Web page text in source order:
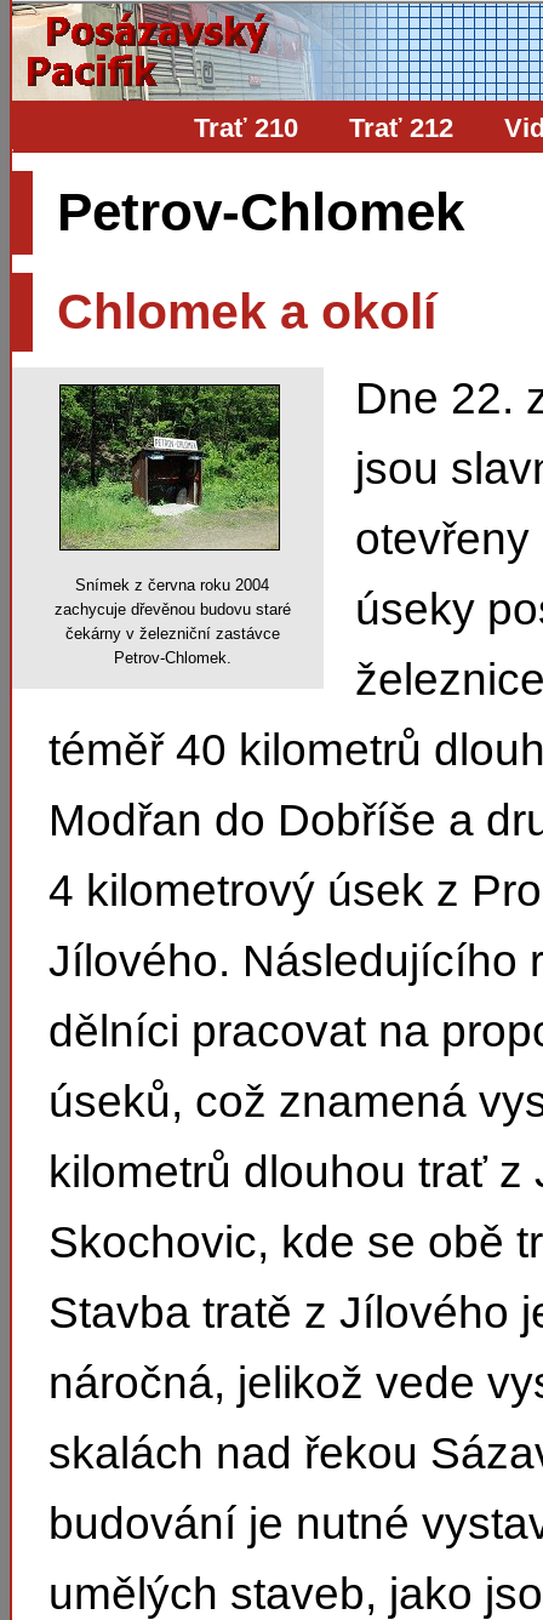
Trať 210 Trať 212
Petrov-Chlomek
Chlomek a okolí
Snímek z června roku 2004
zachycuje dřevěnou budovu staré
čekárny v železniční zastávce
Petrov-Chlomek.
Dne 22.
jsou
úseky
téměř 40 kilometrů
Modřan do Dobříše a
4 kilometrový úsek z
Jílového. Následujícího
dělníci pracovat na
úseků, což znamená
kilometrů dlouhou trať z
Skochovic, kde se obě
Stavba tratě z Jílového
náročná, jelikož vede
skalách nad řekou
budování je nutné
umělých staveb, jako